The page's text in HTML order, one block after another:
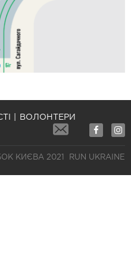
ВОЛОНТЕРИ
КИЄВА 2021 RUN UKRAINE